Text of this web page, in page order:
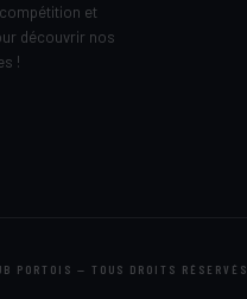
et
découvrir nos
!
— TOUS DROITS RÉSERVÉS.